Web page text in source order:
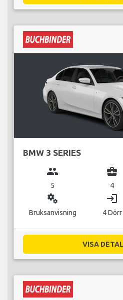
BMW 3 SERIES
group
5
business_center
4
miscellaneous_services
Bruksanvisning
login
4 Dörr
VISA